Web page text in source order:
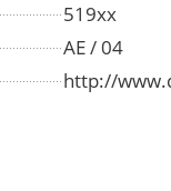
519хх
AE / 04
http://